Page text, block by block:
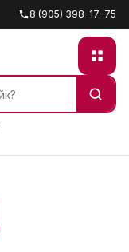
8 (905) 398-17-75